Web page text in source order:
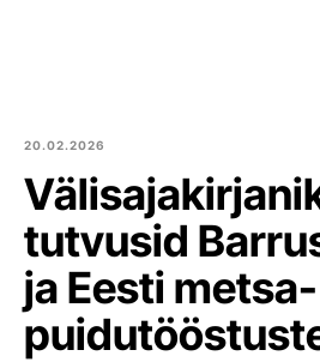
Meist
Kultuur ja
Blogi
Kontakt
20.02.2026
tutvusid
ja Eesti